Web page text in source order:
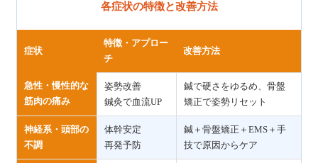
各症状の特徴と改善方法
症状
特徴・アプロー
チ
改善方法
急性・慢性的な
筋肉の痛み
姿勢改善
鍼灸で血流UP
鍼で硬さをゆるめ、骨盤
矯正で姿勢リセット
神経系・頭部の
不調
体幹安定
再発予防
鍼＋骨盤矯正＋EMS＋手
技で原因からケア